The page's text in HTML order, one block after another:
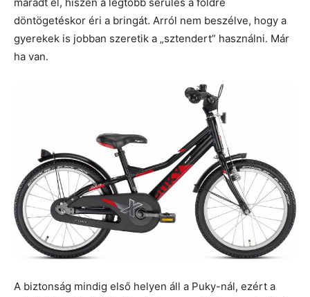
döntögetéskor éri a bringát. Arról nem beszélve, hogy a
gyerekek is jobban szeretik a „sztendert” használni. Már
ha van.
A biztonság mindig első helyen áll a Puky-nál, ezért a